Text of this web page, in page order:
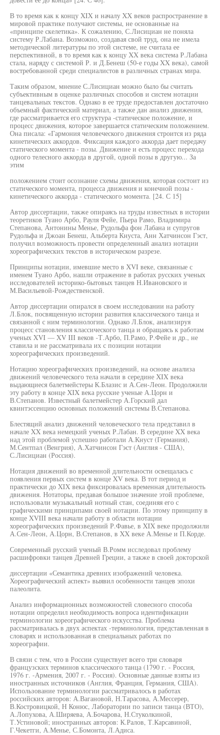
В то время как к концу XIX и началу XX веков распространение в
мировой практике получают системы, не основанные на
«принципе скелетика». К сожалению, С.Лисициан не поняла
систему Р.Лабана. Возможно, создавая свой труд, она не имела
методической литературы по этой системе, не считала ее
перспективной, в то время как к концу XX века система Р.Лабана
стала, наряду с системой Р. и Д.Бенеш (50-е годы XX века), самой
востребованной среди специалистов в различных странах мира.
Таким образом, мнение С.Лисициан можно было бы считать
субъективным в оценке различных способов и систем нотации
танцевальных текстов. Однако в ее труде предоставлен достаточно
объемный фактический материал, а также дан анализ движения,
где рассматривается его структура -статическое положение, и
процесс движения, которое завершается статическим положением.
Она писала: «Гармония человеческого движения строится из ряда
кинетических аккордов. Фиксация каждого аккорда дает передачу
статического момента - позы. Движение и есть процесс перехода
одного телесного аккорда в другой, одной позы в другую... За
этим
положением стоит осознание схемы движения, которая состоит из
статического момента, процесса движения и конечной позы -
кинетического аккорда - статического момента. [24. С 15]
Автор диссертации, также опираясь на труды известных в истории
теоретиков Туано Арбо, Рауля Фейе, Пьера Рамо, Владимира
Степанова, Антонины Менье, Рудольфа фон Лабана и супругов
Рудольфа и Джоан Бенеш, Альберта Кнуста, Анн Хатчинсон Гэст,
получил возможность провести определенный анализ нотации
хореографических текстов в историческом разрезе.
Принципы нотации, имевшие место в XVI веке, связанные с
именем Туано Арбо, нашли отражение в работах русских ученых
исследователей историко-бытовых танцев Н.Ивановского и
М.Васильевой-Рождественской.
Автор диссертации опирался в своем исследовании на работу
Л.Блок, посвященную истории развития классического танца и
связанной с ним терминологии. Однако Л.Блок, анализируя
процесс становления классического танца и обращаясь к работам
ученых XVI — XV III веков -Т.Арбо, П.Рамо, Р.Фейе и др., не
ставила и не рассматривала их с позиции нотации
хореографических произведений.
Нотацию хореографических произведений, на основе анализа
движений человеческого тела начали в середине XIX века
выдающиеся балетмейстеры К.Блазис и А.Сен-Леон. Продолжили
эту работу в конце XIX века русские ученые А.Цорн и
В.Степанов. Известный балетмейстер А.Горский дал
квинтэссенцию основных положений системы В.Степанова.
Блестящий анализ движений человеческого тела представил в
начале XX века немецкий ученых Р.Лабан. В середине XX века
над этой проблемой успешно работали А.Кнуст (Германия),
М.Сентпал (Венгрия), А.Хатчинсон Гэст (Англия - США),
С.Лисициан (Россия).
Нотация движений во временной длительности освещалась с
появления первых систем в конце XV века. В тот период и
практически до XIX века фиксировалась временная длительность
движения. Нотаторы, предавая большое значение этой проблеме,
использовали музыкальный нотный стан, соединяя его с
графическими принципами своей нотации. По этому принципу в
конце XVIII века начали работу в области нотации
хореографических произведений Р.Фавье, в XIX веке продолжили
А.Сен-Леон, А.Цорн, В.Степанов, в XX веке А.Менье и П.Корде.
Современный русский ученый В.Ромм исследовал проблему
расшифровки танцев Древней Греции, а также в своей докторской
диссертации «Семантика древних изображений человека.
Хореографический аспект» выявил особенности танцев эпохи
палеолита.
Анализ информационных возможностей словесного способа
нотации определил необходимость вопроса идентификации
терминологии хореографического искусства. Проблема
рассматривалась в двух аспектах -терминология, представленная в
словарях и использованная в специальных работах по
хореографии.
В связи с тем, что в России существует всего три словаря
французских терминов классического танца (1790 г. - Россия,
1976 г. -Армения, 2007 г. - Россия). Основные данные взяты из
иностранных источников (Англия, Франция, Германия, США).
Использование терминологии рассматривалось в работах
российских авторов: А.Вагановой, Н.Тарасова, А.Мессерер,
В.Костровицкой, Н Конюс, Лаборатории по записи танца (ВТО),
А.Лопухова, А.Ширяева, А.Бочарова, Н.Стуколкиной,
Т.Устиновой; иностранных авторов: К.Ралов, Т.Карсавиной,
Г.Чекетги, А.Менье, С.Бомонта, Л.Адиса.